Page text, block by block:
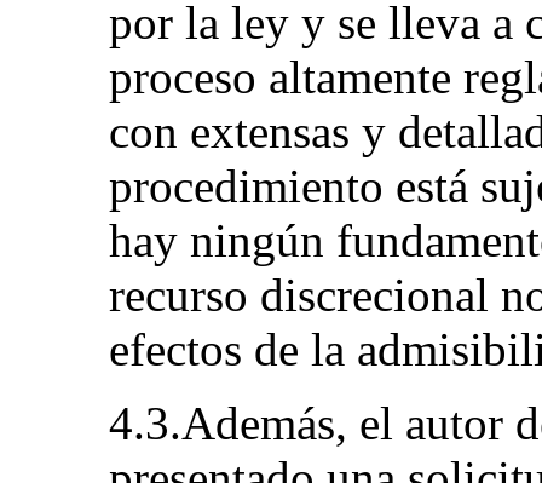
por la ley y se lleva a
proceso altamente
con extensas y
procedimiento está
hay ningún
recurso discrecional
efectos de la
4.3.Además, el autor